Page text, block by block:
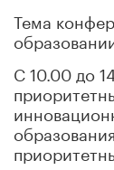
Тема
С 10.00 до